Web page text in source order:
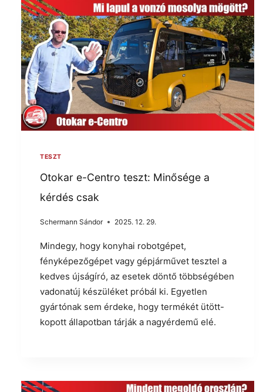
TESZT
Otokar e-Centro teszt: Minősége a
kérdés csak
Schermann Sándor 2025. 12. 29.
Mindegy, hogy konyhai robotgépet,
fényképezőgépet vagy gépjárművet tesztel a
kedves újságíró, az esetek döntő többségében
vadonatúj készüléket próbál ki. Egyetlen
gyártónak sem érdeke, hogy termékét ütött-
kopott állapotban tárják a nagyérdemű elé.